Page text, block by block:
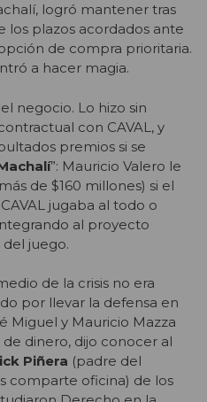
logró mantener tras
los plazos acordados ante
de compra prioritaria.
a hacer magia.
negocio. Lo hizo sin
con CAVAL, y
premios si se
”: Mauricio Valero le
de $160 millones) si el
jugaba al todo o
al proyecto
juego.
de la crisis no era
por llevar la defensa en
Miguel y Mauricio Mazza
dinero, dijo conocer al
Piñera (padre del
comparte oficina) de los